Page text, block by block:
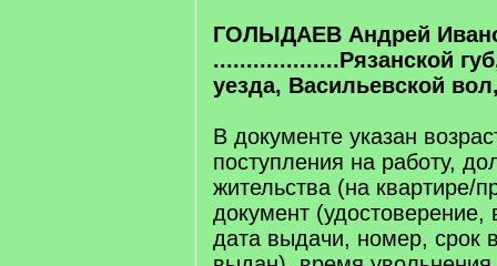
ГОЛЫДАЕВ Андрей
...................Рязанской
уезда, Васильевской
В документе указан
поступления на работу,
жительства (на квартире/
документ (удостоверение,
дата выдачи, номер, срок